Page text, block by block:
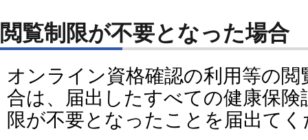
閲覧制限が不要となった場合
オンライン資格確認の利用等の
合は、届出したすべての健康保険
限が不要となったことを届出て